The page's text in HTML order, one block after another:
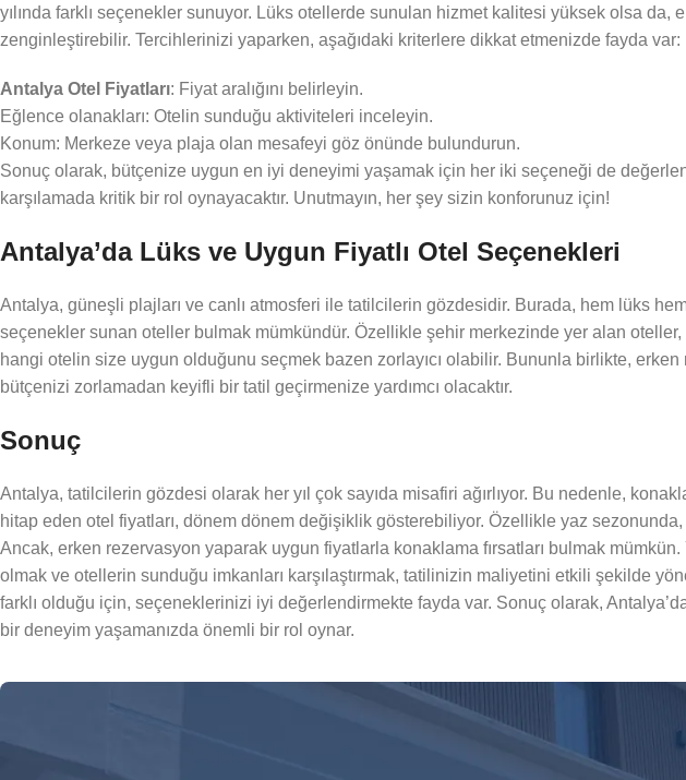
yılında farklı seçenekler sunuyor. Lüks otellerde sunulan hizmet kalitesi yüksek olsa
zenginleştirebilir. Tercihlerinizi yaparken, aşağıdaki kriterlere dikkat etmenizde fayda var:
Antalya Otel Fiyatları: Fiyat aralığını belirleyin.
Eğlence olanakları: Otelin sunduğu aktiviteleri inceleyin.
Konum: Merkeze veya plaja olan mesafeyi göz önünde bulundurun.
Sonuç olarak, bütçenize uygun en iyi deneyimi yaşamak için her iki seçeneği de
karşılamada kritik bir rol oynayacaktır. Unutmayın, her şey sizin konforunuz için!
Antalya’da Lüks ve Uygun Fiyatlı Otel Seçenekleri
Antalya, güneşli plajları ve canlı atmosferi ile tatilcilerin gözdesidir. Burada, hem lüks
seçenekler sunan oteller bulmak mümkündür. Özellikle şehir merkezinde yer alan
hangi otelin size uygun olduğunu seçmek bazen zorlayıcı olabilir. Bununla birlikte,
bütçenizi zorlamadan keyifli bir tatil geçirmenize yardımcı olacaktır.
Sonuç
Antalya, tatilcilerin gözdesi olarak her yıl çok sayıda misafiri ağırlıyor. Bu nedenle,
hitap eden otel fiyatları, dönem dönem değişiklik gösterebiliyor. Özellikle yaz
Ancak, erken rezervasyon yaparak uygun fiyatlarla konaklama fırsatları bulmak
olmak ve otellerin sunduğu imkanları karşılaştırmak, tatilinizin maliyetini etkili şekilde
farklı olduğu için, seçeneklerinizi iyi değerlendirmekte fayda var. Sonuç olarak,
bir deneyim yaşamanızda önemli bir rol oynar.